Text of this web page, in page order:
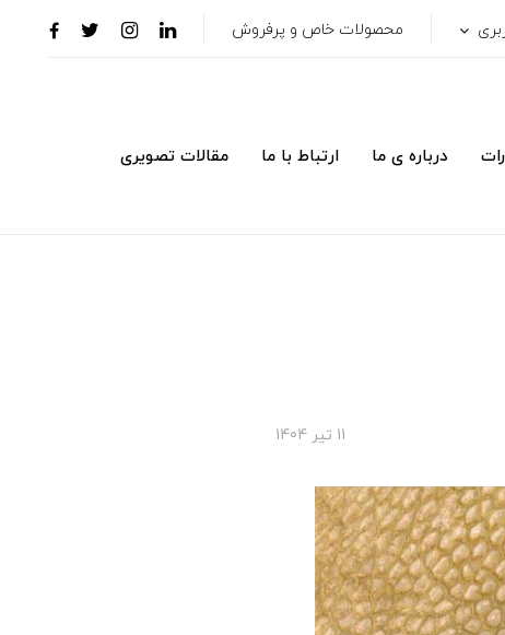
محصولات خاص و پرفروش
درباره ی ما ارتباط با ما مقالات تصویری
11 تير 1404